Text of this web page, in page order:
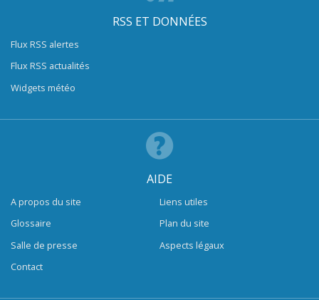
RSS ET DONNÉES
Flux RSS alertes
Flux RSS actualités
Widgets météo
AIDE
A propos du site
Glossaire
Salle de presse
Contact
Liens utiles
Plan du site
Aspects légaux